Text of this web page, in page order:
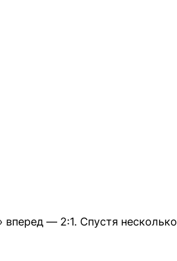
вперед — 2:1. Спустя несколько